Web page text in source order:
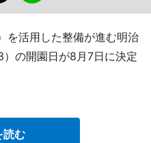
を活用した整備が進む明治
の開園日が8月7日に決定
読む